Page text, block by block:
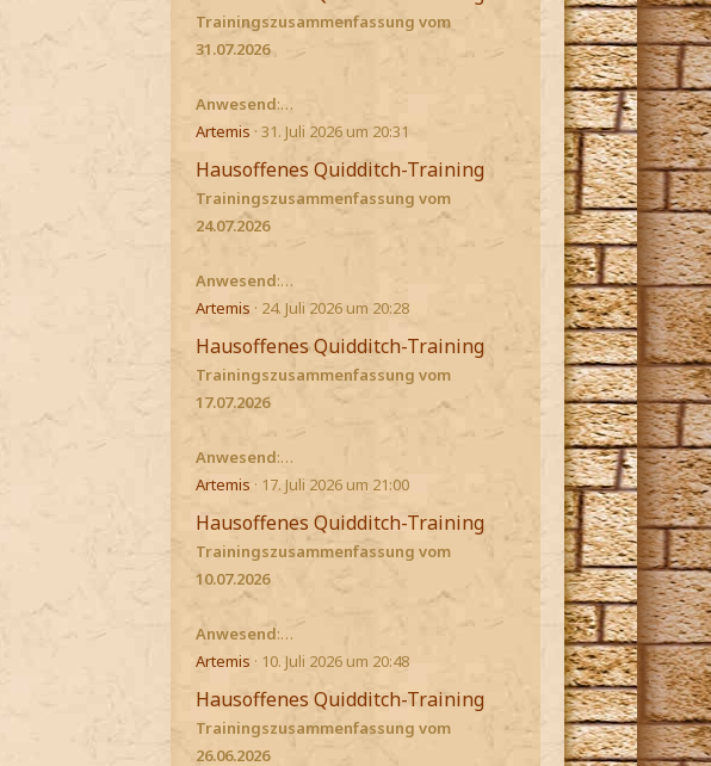
Trainingszusammenfassung vom
31.07.2026
Anwesend:…
Artemis 31. Juli 2026 um 20:31
Hausoffenes Quidditch-Training
Trainingszusammenfassung vom
24.07.2026
Anwesend:…
Artemis
24. Juli 2026 um 20:28
Hausoffenes Quidditch-Training
Trainingszusammenfassung vom
17.07.2026
Anwesend:…
Artemis
17. Juli 2026 um 21:00
Hausoffenes Quidditch-Training
Trainingszusammenfassung vom
10.07.2026
Anwesend:…
Artemis
10. Juli 2026 um 20:48
Hausoffenes Quidditch-Training
Trainingszusammenfassung vom
26.06.2026